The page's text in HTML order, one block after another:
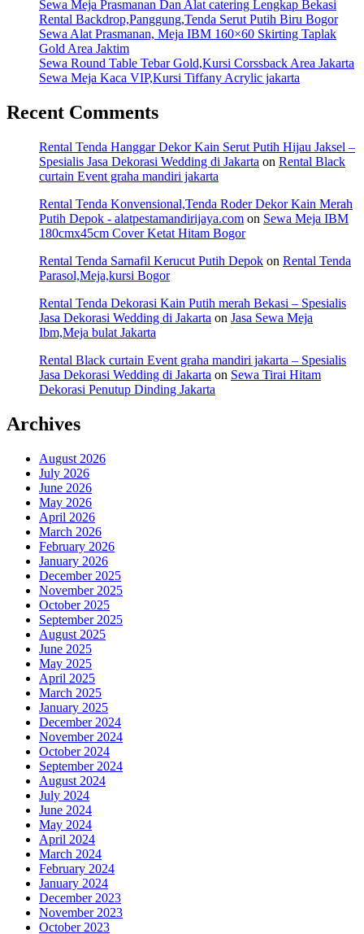
Sewa Meja Prasmanan Dan Alat catering Lengkap Bekasi
Rental Backdrop,Panggung,Tenda Serut Putih Biru Bogor
Sewa Alat Prasmanan, Meja IBM 160×60 Skirting Taplak
Gold Area Jaktim
Sewa Round Table Tebar Gold,Kursi Corssback Area Jakarta
Sewa Meja Kaca VIP,Kursi Tiffany Acrylic jakarta
Recent Comments
Rental Tenda Hanggar Dekor Kain Serut Putih Hijau Jaksel –
Spesialis Jasa Dekorasi Wedding di Jakarta on Rental Black
curtain Event graha mandiri jakarta
Rental Tenda Konvensional,Tenda Roder Dekor Kain Merah
Putih Depok - alatpestamandirijaya.com on Sewa Meja IBM
180cmx45cm Cover Ketat Hitam Bogor
Rental Tenda Sarnafil Kerucut Putih Depok on Rental Tenda
Parasol,Meja,kursi Bogor
Rental Tenda Dekorasi Kain Putih merah Bekasi – Spesialis
Jasa Dekorasi Wedding di Jakarta on Jasa Sewa Meja
Ibm,Meja bulat Jakarta
Rental Black curtain Event graha mandiri jakarta – Spesialis
Jasa Dekorasi Wedding di Jakarta on Sewa Tirai Hitam
Dekorasi Penutup Dinding Jakarta
Archives
August 2026
July 2026
June 2026
May 2026
April 2026
March 2026
February 2026
January 2026
December 2025
November 2025
October 2025
September 2025
August 2025
June 2025
May 2025
April 2025
March 2025
January 2025
December 2024
November 2024
October 2024
September 2024
August 2024
July 2024
June 2024
May 2024
April 2024
March 2024
February 2024
January 2024
December 2023
November 2023
October 2023